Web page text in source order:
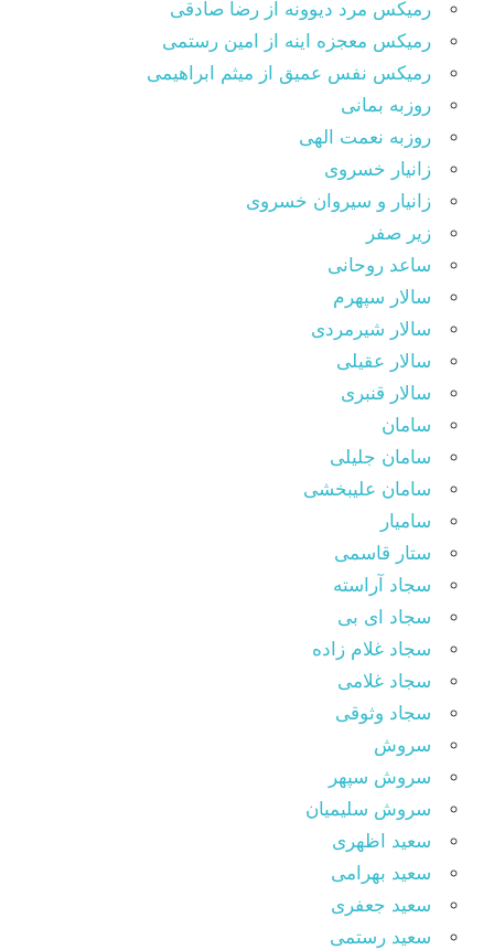
رمیکس مرد دیوونه از رضا صادقی
رمیکس معجزه اینه از امین رستمی
رمیکس نفس عمیق از میثم ابراهیمی
روزبه بمانی
روزبه نعمت الهی
زانیار خسروی
زانیار و سیروان خسروی
زیر صفر
ساعد روحانی
سالار سپهرم
سالار شیرمردی
سالار عقیلی
سالار قنبری
سامان
سامان جلیلی
سامان علیبخشی
سامیار
ستار قاسمی
سجاد آراسته
سجاد ای بی
سجاد غلام زاده
سجاد غلامی
سجاد وثوقى
سروش
سروش سپهر
سروش سلیمیان
سعید اظهری
سعید بهرامی
سعید جعفری
سعید رستمی